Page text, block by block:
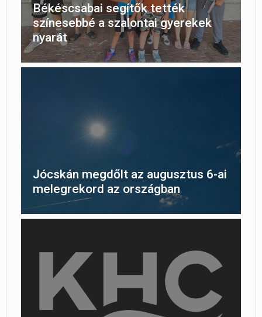
Békéscsabai segítők tették
színesebbé a szalontai gyerekek
nyarát
Jócskán megdőlt az augusztus 6-ai
melegrekord az országban